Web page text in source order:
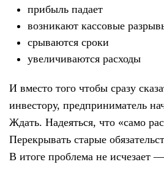
прибыль падает
возникают кассовые
срываются сроки
увеличиваются расходы
И вместо того чтобы сразу
инвестору, предприниматель
Ждать. Надеяться, что «само
Перекрывать старые
В итоге проблема не исчезает